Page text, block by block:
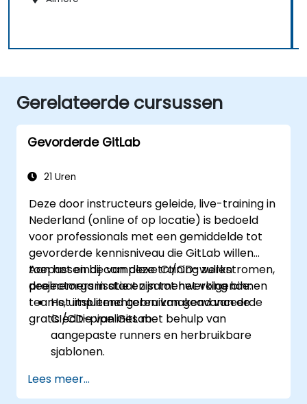
Gerelateerde cursussen
Gevorderde GitLab
21 Uren
Deze door instructeurs geleide, live-training in
Nederland (online of op locatie) is bedoeld
voor professionals met een gemiddelde tot
gevorderde kennisniveau die GitLab willen
toepassen bij complexe CI/CD-werkstromen,
projectorganisatie en samenwerking binnen
teams, uitsluitend gebruikmakend van de
gratis editie van GitLab.
Aan het einde van deze training zullen
deelnemers in staat zijn tot het volgende:
Het implementeren van geavanceerde
CI/CD-pipelines met behulp van
aangepaste runners en herbruikbare
sjablonen.
door middel van groepen en
namespaces.
Lees meer...